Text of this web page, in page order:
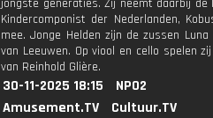
jongste generaties. Zij neemt daarbij de
Kindercomponist der Nederlanden,
mee. Jonge Helden zijn de zussen Luna
van Leeuwen. Op viool en cello spelen
van Reinhold Glière.
30-11-2025 18:15
NPO2
Amusement.TV
Cultuur.TV